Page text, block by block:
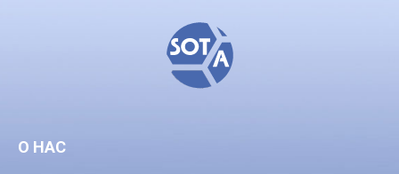
О НАС